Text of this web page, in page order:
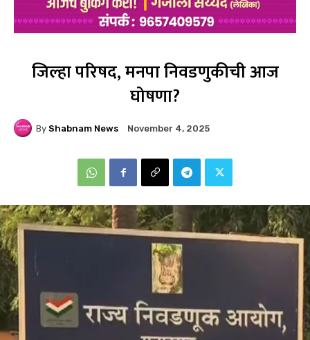
जिल्हा परिषद, मनपा निवडणुकीची आज
घोषणा?
By Shabnam News November 4, 2025